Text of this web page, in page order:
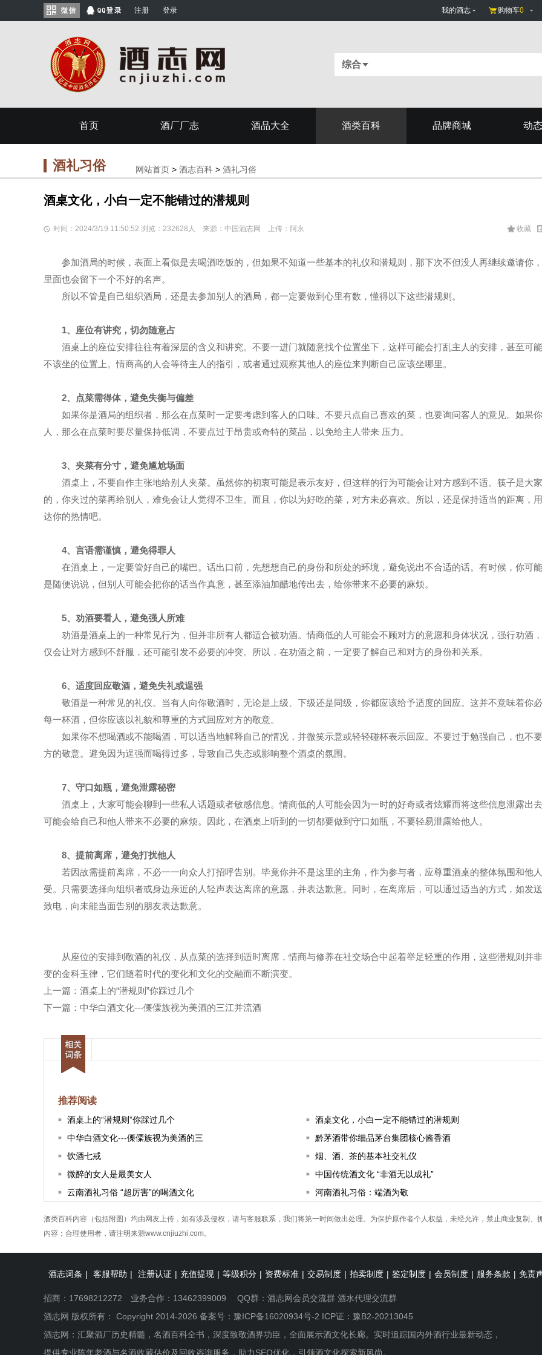
注册 登录 我的酒志 购物车0
综合
首页 酒厂厂志 酒品大全 酒类百科 品牌商城 动
酒礼习俗 网站首页 > 酒志百科 > 酒礼习俗
酒桌文化，小白一定不能错过的潜规则
收藏
时间：2024/3/19 11:50:52 浏览：232628人 来源：中国酒志网 上传：阿永
参加酒局的时候，表面上看似是去喝酒吃饭的，但如果不知道一些基本的礼仪和潜规则，那下次不但没人再继续邀请你
里面也会留下一个不好的名声。
所以不管是自己组织酒局，还是去参加别人的酒局，都一定要做到心里有数，懂得以下这些潜规则。
1、座位有讲究，切勿随意占
酒桌上的座位安排往往有着深层的含义和讲究。不要一进门就随意找个位置坐下，这样可能会打乱主人的安排，甚至可
不该坐的位置上。情商高的人会等待主人的指引，或者通过观察其他人的座位来判断自己应该坐哪里。
2、点菜需得体，避免失衡与偏差
如果你是酒局的组织者，那么在点菜时一定要考虑到客人的口味。不要只点自己喜欢的菜，也要询问客人的意见。如果
人，那么在点菜时要尽量保持低调，不要点过于昂贵或奇特的菜品，以免给主人带来 压力。
3、夹菜有分寸，避免尴尬场面
酒桌上，不要自作主张地给别人夹菜。虽然你的初衷可能是表示友好，但这样的行为可能会让对方感到不适。筷子是大
的，你夹过的菜再给别人，难免会让人觉得不卫生。而且，你以为好吃的菜，对方未必喜欢。所以，还是保持适当的距离，
达你的热情吧。
4、言语需谨慎，避免得罪人
在酒桌上，一定要管好自己的嘴巴。话出口前，先想想自己的身份和所处的环境，避免说出不合适的话。有时候，你可
是随便说说，但别人可能会把你的话当作真意，甚至添油加醋地传出去，给你带来不必要的麻烦。
5、劝酒要看人，避免强人所难
劝酒是酒桌上的一种常见行为，但并非所有人都适合被劝酒。情商低的人可能会不顾对方的意愿和身体状况，强行劝酒
仅会让对方感到不舒服，还可能引发不必要的冲突。所以，在劝酒之前，一定要了解自己和对方的身份和关系。
6、适度回应敬酒，避免失礼或逞强
敬酒是一种常见的礼仪。当有人向你敬酒时，无论是上级、下级还是同级，你都应该给予适度的回应。这并不意味着你
每一杯酒，但你应该以礼貌和尊重的方式回应对方的敬意。
如果你不想喝酒或不能喝酒，可以适当地解释自己的情况，并微笑示意或轻轻碰杯表示回应。不要过于勉强自己，也不
方的敬意。避免因为逞强而喝得过多，导致自己失态或影响整个酒桌的氛围。
7、守口如瓶，避免泄露秘密
酒桌上，大家可能会聊到一些私人话题或者敏感信息。情商低的人可能会因为一时的好奇或者炫耀而将这些信息泄露出
可能会给自己和他人带来不必要的麻烦。因此，在酒桌上听到的一切都要做到守口如瓶，不要轻易泄露给他人。
8、提前离席，避免打扰他人
若因故需提前离席，不必一一向众人打招呼告别。毕竟你并不是这里的主角，作为参与者，应尊重酒桌的整体氛围和他
受。只需要选择向组织者或身边亲近的人轻声表达离席的意愿，并表达歉意。同时，在离席后，可以通过适当的方式，如发
致电，向未能当面告别的朋友表达歉意。
从座位的安排到敬酒的礼仪，从点菜的选择到适时离席，情商与修养在社交场合中起着举足轻重的作用，这些潜规则并
变的金科玉律，它们随着时代的变化和文化的交融而不断演变。
上一篇： 酒桌上的“潜规则”你踩过几个
下一篇： 中华白酒文化---傈僳族视为美酒的三江并流酒
推荐阅读
酒桌上的“潜规则”你踩过几个
酒桌文化，小白一定不能错过的潜规则
中华白酒文化---傈僳族视为美酒的三
黔茅酒带你细品茅台集团核心酱香酒
饮酒七戒
烟、酒、茶的基本社交礼仪
微醉的女人是最美女人
中国传统酒文化 “非酒无以成礼”
云南酒礼习俗 “超厉害”的喝酒文化
河南酒礼习俗：端酒为敬
酒类百科内容（包括附图）均由网友上传，如有涉及侵权，请与客服联系，我们将第一时间做出处理。为保护原作者个人权益，未经允许，禁止商业复制、
内容；合理使用者，请注明来源www.cnjiuzhi.com。
酒志词条 | 客服帮助 | 注册认证 | 充值提现 | 等级积分 | 资费标准 | 交易制度 | 拍卖制度 | 鉴定制度 | 会员制度 | 服务条款 | 免责
招商：17698212272 业务合作：13462399009 QQ群： 酒志网会员交流群 酒水代理交流群
酒志网 版权所有： Copyright 2014-2026 备案号： 豫ICP备16020934号-2 ICP证：豫B2-20213045
酒志网：汇聚酒厂历史精髓，名酒百科全书，深度致敬酒界功臣，全面展示酒文化长廊。实时追踪国内外酒行业最新动态，
提供专业陈年老酒与名酒收藏估价及回收咨询服务，助力SEO优化，引领酒文化探索新风尚。